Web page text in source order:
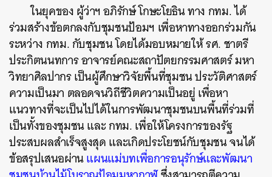
ในยุคของ ผู้ว่าฯ อภิรักษ์ โกษะโยธิน ทาง กทม. ได้
ร่วมสร้างข้อตกลงกับชุมชนป้อมฯ เพื่อหาทางออกร่วมกัน
ระหว่าง กทม. กับชุมชน โดยได้มอบหมายให้ รศ. ชาตรี
ประกิตนนทการ อาจารย์คณะสถาปัตยกรรมศาสตร์ มหา
วิทยาศิลปากร เป็นผู้ศึกษาวิจัยพื้นที่ชุมชน ประวัติศาสตร์
ความเป็นมา ตลอดจนวิถีชีวิตความเป็นอยู่ เพื่อหา
แนวทางที่จะเป็นไปได้ในการพัฒนาชุมชนบนพื้นที่ร่วมที่
เป็นทั้งของชุมชน และ กทม. เพื่อให้โครงการของรัฐ
ประสบผลสำเร็จสูงสุด และเกิดประโยชน์กับชุมชน จนได้
ข้อสรุปเสนอผ่านแผนแม่บทเพื่อการอนุรักษ์และพัฒนา